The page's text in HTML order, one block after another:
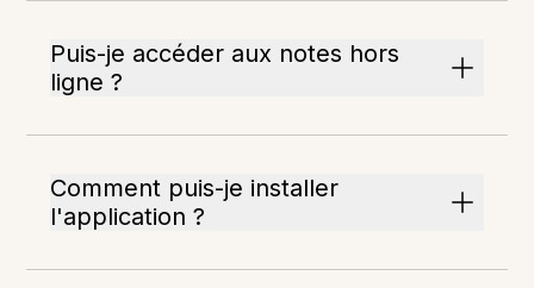
Puis-je accéder aux notes hors
ligne ?
Comment puis-je installer
l'application ?